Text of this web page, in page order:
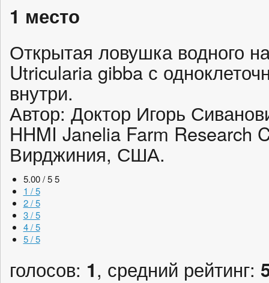
1 место
Открытая ловушка водного
Utricularia gibba с
внутри.
Автор: Доктор Игорь
HHMI Janelia Farm Research
Вирджиния, США.
5.00 / 5 5
1 / 5
2 / 5
3 / 5
4 / 5
5 / 5
голосов: 1, средний рейтинг: